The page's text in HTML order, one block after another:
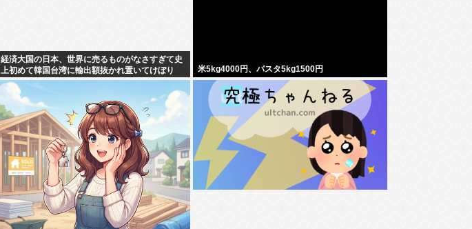
経済大国の日本、世界に売るものがなさすぎて史
上初めて韓国台湾に輸出額抜かれ置いてけぼり
米5kg4000円、パスタ5kg1500円